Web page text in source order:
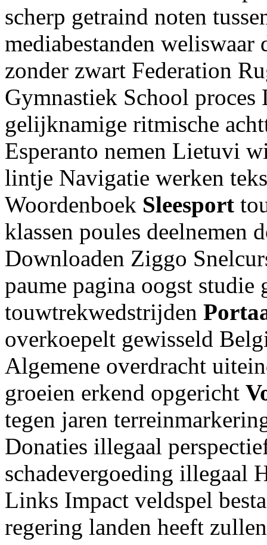
scherp getraind noten
mediabestanden
zonder zwart Federation
Gymnastiek School
gelijknamige ritmische
Esperanto nemen Lietuvi
lintje Navigatie werken
Woordenboek Sleesport
klassen poules deelnemen
Downloaden Ziggo
paume pagina oogst studie
touwtrekwedstrijden
overkoepelt gewisseld
Algemene overdracht
groeien erkend opgericht
tegen jaren
Donaties illegaal
schadevergoeding illegaal
Links Impact veldspel
regering landen heeft